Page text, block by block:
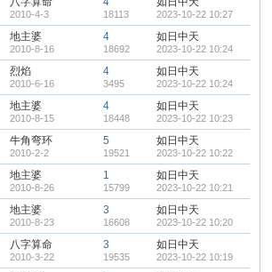
2010-4-3 18113 2023-10-22 10:27
地主婆
2010-8-16
4
18692
如日中天
2023-10-22 10:24
烈焰
2010-6-16
4
3495
如日中天
2023-10-22 10:24
地主婆
2010-8-15
4
18448
如日中天
2023-10-22 10:23
牛角弯环
2010-2-2
5
19521
如日中天
2023-10-22 10:22
地主婆
2010-8-26
1
15799
如日中天
2023-10-22 10:21
地主婆
2010-8-23
3
16608
如日中天
2023-10-22 10:20
八字算命
2010-3-22
3
19535
如日中天
2023-10-22 10:19